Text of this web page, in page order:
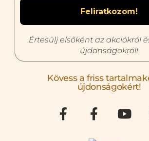
Értesülj elsőként az akciókról
újdonságokról!
Kövess a friss
újdonságokért!